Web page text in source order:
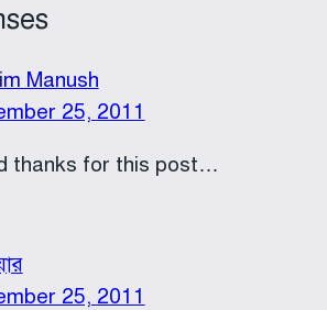
Manush
25, 2011
thanks for this post…
25, 2011